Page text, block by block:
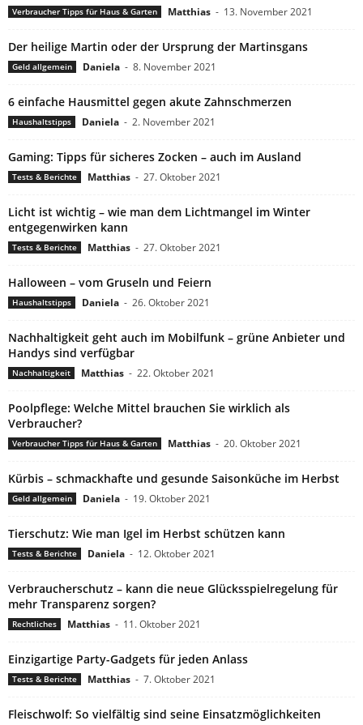
Verbraucher Tipps für Haus & Garten Matthias - 13. November 2021
Der heilige Martin oder der Ursprung der Martinsgans
Geld allgemein Daniela - 8. November 2021
6 einfache Hausmittel gegen akute Zahnschmerzen
Haushaltstipps Daniela - 2. November 2021
Gaming: Tipps für sicheres Zocken – auch im Ausland
Tests & Berichte Matthias - 27. Oktober 2021
Licht ist wichtig – wie man dem Lichtmangel im Winter
entgegenwirken kann
Tests & Berichte Matthias - 27. Oktober 2021
Halloween – vom Gruseln und Feiern
Haushaltstipps Daniela - 26. Oktober 2021
Nachhaltigkeit geht auch im Mobilfunk – grüne Anbieter und
Handys sind verfügbar
Nachhaltigkeit Matthias - 22. Oktober 2021
Poolpflege: Welche Mittel brauchen Sie wirklich als
Verbraucher?
Verbraucher Tipps für Haus & Garten Matthias - 20. Oktober 2021
Kürbis – schmackhafte und gesunde Saisonküche im Herbst
Geld allgemein Daniela - 19. Oktober 2021
Tierschutz: Wie man Igel im Herbst schützen kann
Tests & Berichte Daniela - 12. Oktober 2021
Verbraucherschutz – kann die neue Glücksspielregelung für
mehr Transparenz sorgen?
Rechtliches Matthias - 11. Oktober 2021
Einzigartige Party-Gadgets für jeden Anlass
Tests & Berichte Matthias - 7. Oktober 2021
Fleischwolf: So vielfältig sind seine Einsatzmöglichkeiten